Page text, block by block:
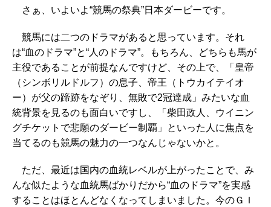
さぁ、いよいよ“競馬の祭典”日本ダービーです。
競馬には二つのドラマがあると思っています。それ
は“血のドラマ”と“人のドラマ”。もちろん、どちらも馬が
主役であることが前提なんですけど、その上で、「皇帝
（シンボリルドルフ）の息子、帝王（トウカイテイオ
ー）が父の蹄跡をなぞり、無敗で2冠達成」みたいな血
統背景を見るのも面白いですし、「柴田政人、ウイニン
グチケットで悲願のダービー制覇」といった人に焦点を
当てるのも競馬の魅力の一つなんじゃないかと。
ただ、最近は国内の血統レベルが上がったことで、み
んな似たような血統馬ばかりだから“血のドラマ”を実感
することはほとんどなくなってしまいました。今のＧＩ